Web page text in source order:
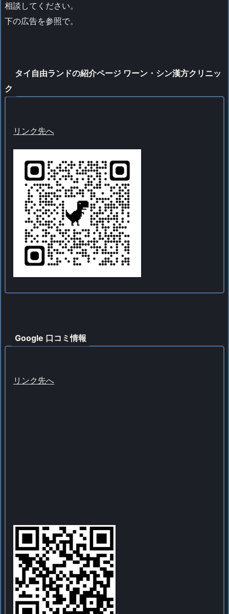
相談してください。
下の広告を参照で。
タイ自由ランドの紹介ページ ワーン・シン漢方クリニッ
ク
リンク先へ
Google 口コミ情報
リンク先へ